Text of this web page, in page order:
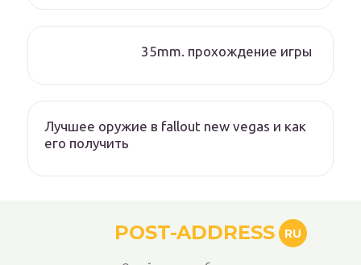
35mm. прохождение игры
Лучшее оружие в fallout new vegas и как
его получить
POST-ADDRESS RU